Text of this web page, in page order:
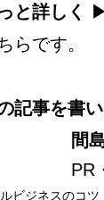
と詳しく
らです。
記事を書
間
PR
ビジネスのコツ